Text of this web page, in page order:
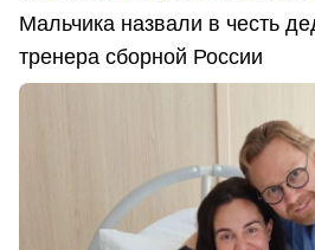
Мальчика назвали в честь
тренера сборной России